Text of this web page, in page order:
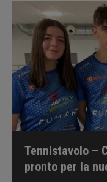
Tennistavolo –
pronto per la